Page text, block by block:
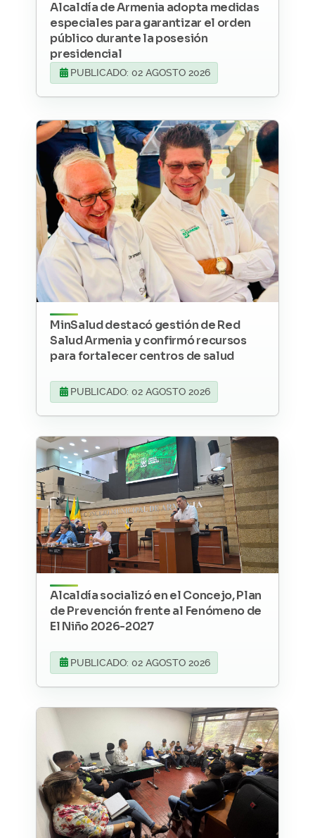
Alcaldía de Armenia adopta medidas
especiales para garantizar el orden
público durante la posesión
presidencial
PUBLICADO: 02 AGOSTO 2026
MinSalud destacó gestión de Red
Salud Armenia y confirmó recursos
para fortalecer centros de salud
PUBLICADO: 02 AGOSTO 2026
Alcaldía socializó en el Concejo, Plan
de Prevención frente al Fenómeno de
El Niño 2026-2027
PUBLICADO: 02 AGOSTO 2026